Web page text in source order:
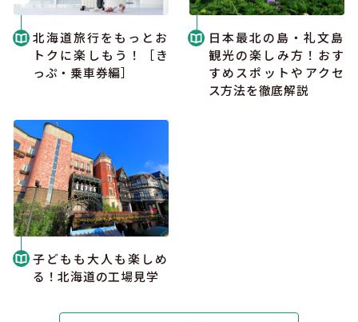
北海道旅行をもっとお
トクに楽しもう！［き
っぷ・乗車券編］
日本最北の島・礼文島
観光の楽しみ方！おす
すめスポットやアクセ
ス方法を徹底解説
子どもも大人も楽しめ
る！北海道の工場見学